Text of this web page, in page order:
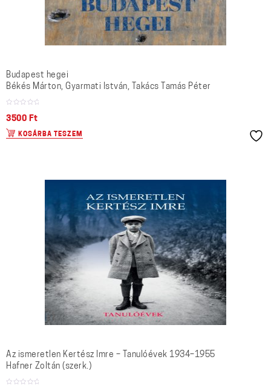
Budapest hegei
Békés Márton, Gyarmati István, Takács Tamás Péter
3500 Ft
KOSÁRBA TESZEM
Az ismeretlen Kertész Imre – Tanulóévek 1934–1955
Hafner Zoltán (szerk.)